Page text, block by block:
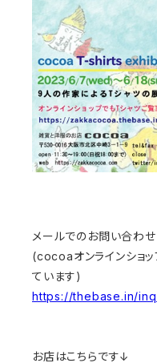
メールでのお問い合わ
(cocoaオンラインショ
ています)
https://thebase.in/
お店はこちらです↓